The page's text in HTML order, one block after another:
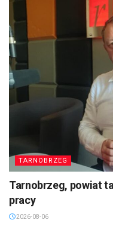
TARNOBRZEG
Tarnobrzeg, powiat
pracy
2026-08-06